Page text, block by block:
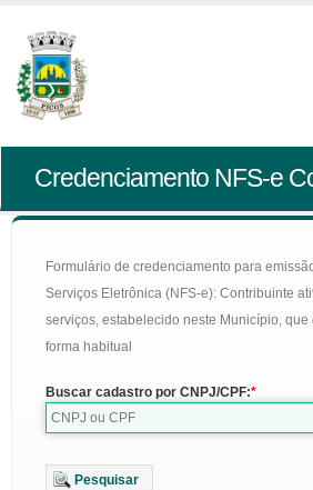
Credenciamento NFS-e
Formulário de credenciamento para
Serviços Eletrônica (NFS-e): Contribuinte
serviços, estabelecido neste Município, que
forma habitual
Buscar cadastro por CNPJ/CPF:
Pesquisar